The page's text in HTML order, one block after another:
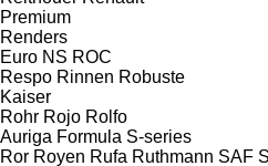
Premium
Renders
Euro NS ROC
Respo Rinnen Robuste
Kaiser
Rohr Rojo Rolfo
Auriga Formula S-series
Ror Royen Rufa Ruthmann SAF